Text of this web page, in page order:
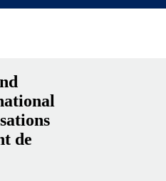
research/state-of-payroll-
de